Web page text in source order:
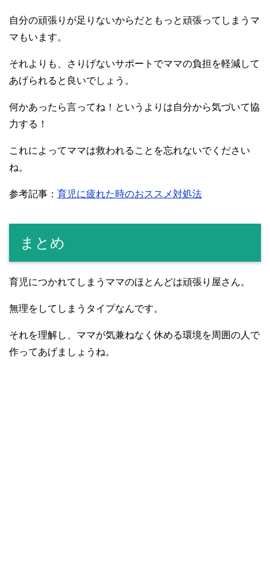
自分の頑張りが足りないからだともっと頑張ってしまうマ
マもいます。
それよりも、さりげないサポートでママの負担を軽減して
あげられると良いでしょう。
何かあったら言ってね！というよりは自分から気づいて協
力する！
これによってママは救われることを忘れないでください
ね。
参考記事： 育児に疲れた時のおススメ対処法
まとめ
育児につかれてしまうママのほとんどは頑張り屋さん。
無理をしてしまうタイプなんです。
それを理解し、ママが気兼ねなく休める環境を周囲の人で
作ってあげましょうね。